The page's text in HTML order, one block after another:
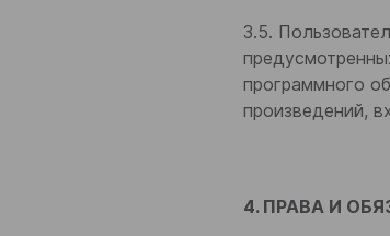
3.5.
программного
произведений,
4. ПРАВА И